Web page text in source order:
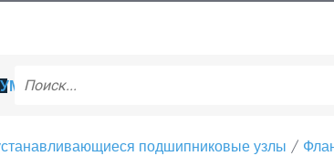
подшипниковые узлы